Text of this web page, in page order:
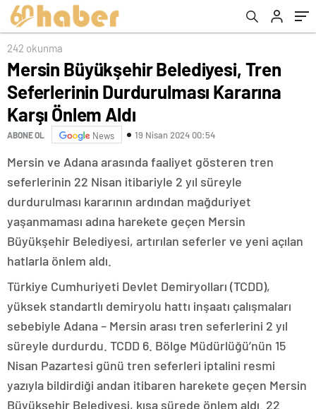
Önlem Aldı
242 okunma
Mersin Büyükşehir Belediyesi, Tren
Seferlerinin Durdurulması Kararına
Karşı Önlem Aldı
ABONE OL News 19 Nisan 2024 00:54
Mersin ve Adana arasında faaliyet gösteren tren
seferlerinin 22 Nisan itibariyle 2 yıl süreyle
durdurulması kararının ardından mağduriyet
yaşanmaması adına harekete geçen Mersin
Büyükşehir Belediyesi, artırılan seferler ve yeni açılan
hatlarla önlem aldı.
Türkiye Cumhuriyeti Devlet Demiryolları (TCDD),
yüksek standartlı demiryolu hattı inşaatı çalışmaları
sebebiyle Adana – Mersin arası tren seferlerini 2 yıl
süreyle durdurdu. TCDD 6. Bölge Müdürlüğü’nün 15
Nisan Pazartesi günü tren seferleri iptalini resmi
yazıyla bildirdiği andan itibaren harekete geçen Mersin
Büyükşehir Belediyesi, kısa sürede önlem aldı. 22